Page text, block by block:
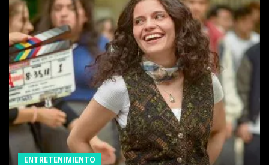
ENTRETENIMIENTO